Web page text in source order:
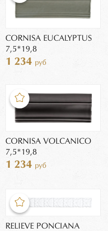
CORNISA EUCALYPTUS
7,5*19,8
1 234 руб
CORNISA VOLCANICO
7,5*19,8
1 234 руб
RELIEVE PONCIANA